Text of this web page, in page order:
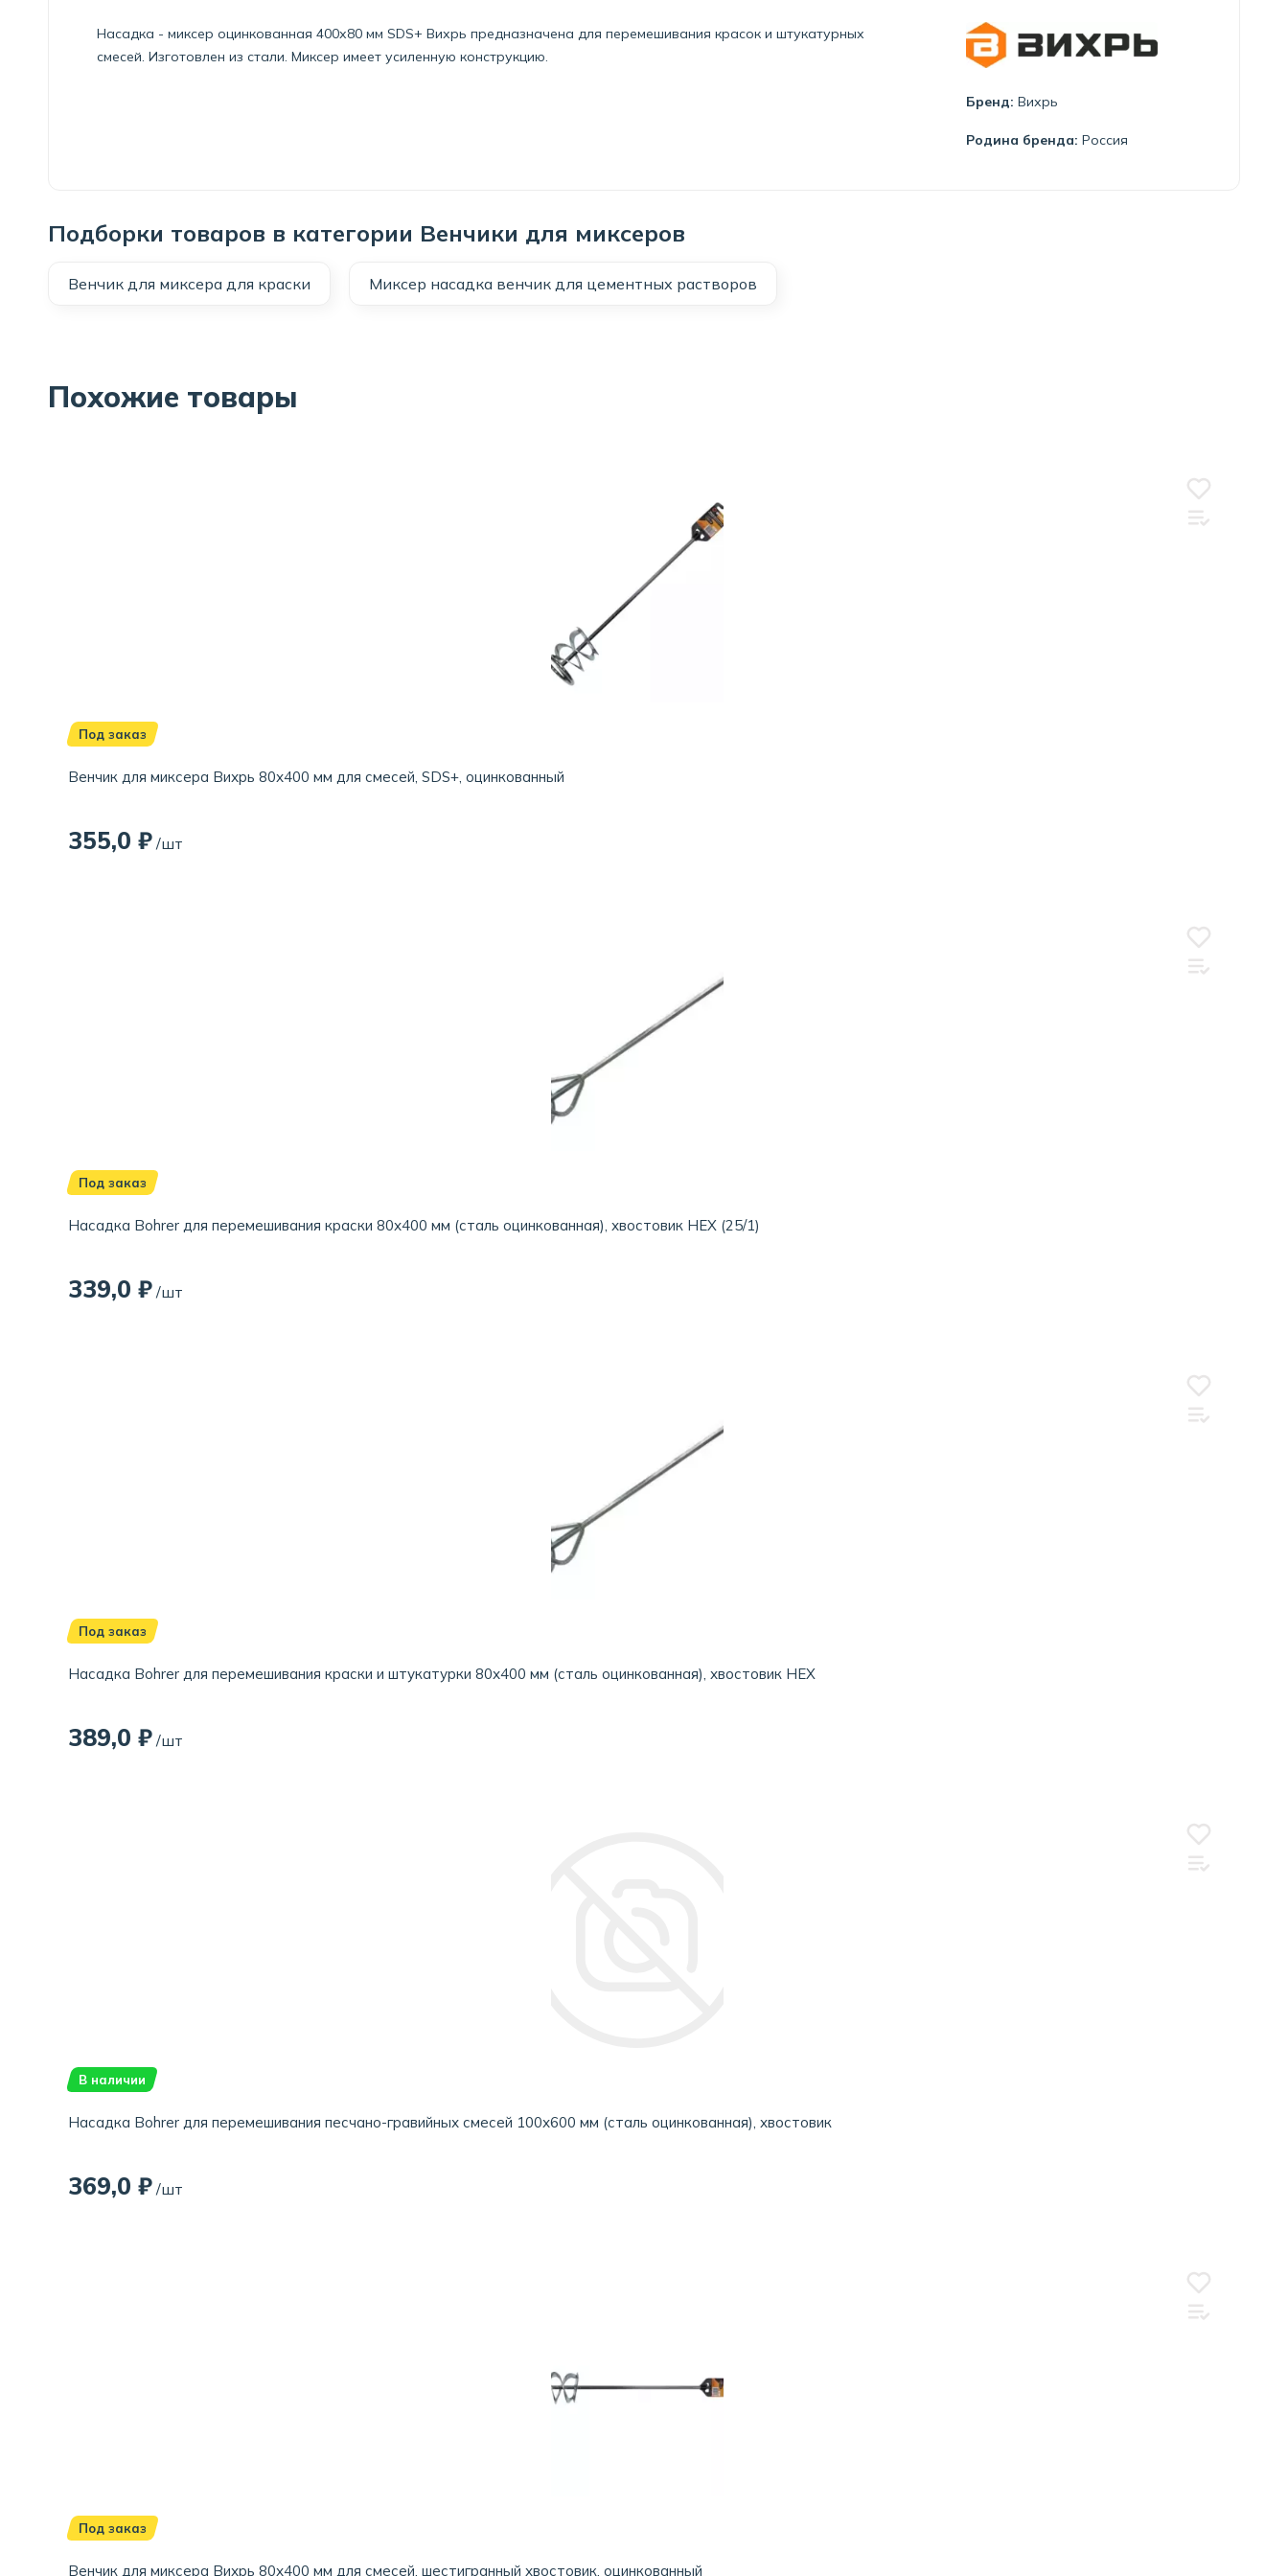
Насадка - миксер оцинкованная 400х80 мм SDS+ Вихрь предназначена для перемешивания красок и штукатурных
смесей. Изготовлен из стали. Миксер имеет усиленную конструкцию.
Бренд: Вихрь
Родина бренда: Россия
Подборки товаров в категории Венчики для миксеров
Венчик для миксера для краски Миксер насадка венчик для цементных растворов
Похожие товары
Под заказ
Венчик для миксера Вихрь 80х400 мм для смесей, SDS+, оцинкованный
355,0 ₽ /шт
Под заказ
Насадка Bohrer для перемешивания краски 80х400 мм (сталь оцинкованная), хвостовик HEX (25/1)
339,0 ₽ /шт
Под заказ
Насадка Bohrer для перемешивания краски и штукатурки 80х400 мм (сталь оцинкованная), хвостовик HEX
389,0 ₽ /шт
В наличии
Насадка Bohrer для перемешивания песчано-гравийных смесей 100х600 мм (сталь оцинкованная), хвостовик
369,0 ₽ /шт
Под заказ
Венчик для миксера Вихрь 80х400 мм для смесей, шестигранный хвостовик, оцинкованный